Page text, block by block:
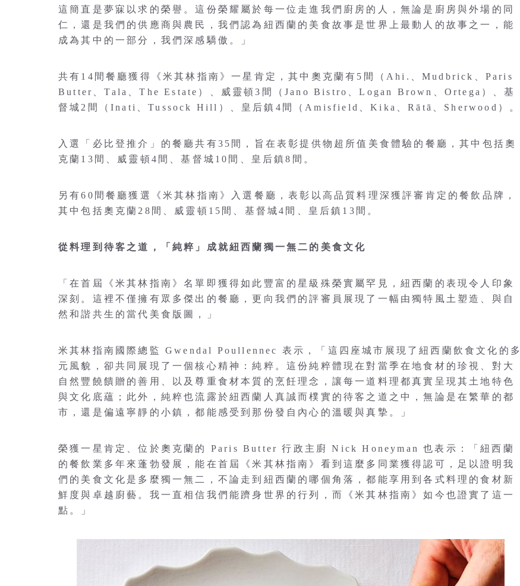
這簡直是夢寐以求的榮譽。這份榮耀屬於每一位走進我們廚房的人，無論是廚房與外場的同
仁，還是我們的供應商與農民，我們認為紐西蘭的美食故事是世界上最動人的故事之一，能
成為其中的一部分，我們深感驕傲。」
共有14間餐廳獲得《米其林指南》一星肯定，其中奧克蘭有5間（Ahi.、Mudbrick、Paris
Butter、Tala、The Estate）、威靈頓3間（Jano Bistro、Logan Brown、Ortega）、基
督城2間（Inati、Tussock Hill）、皇后鎮4間（Amisfield、Kika、Rātā、Sherwood）。
入選「必比登推介」的餐廳共有35間，旨在表彰提供物超所值美食體驗的餐廳，其中包括奧
克蘭13間、威靈頓4間、基督城10間、皇后鎮8間。
另有60間餐廳獲選《米其林指南》入選餐廳，表彰以高品質料理深獲評審肯定的餐飲品牌，
其中包括奧克蘭28間、威靈頓15間、基督城4間、皇后鎮13間。
從料理到待客之道，「純粹」成就紐西蘭獨一無二的美食文化
「在首屆《米其林指南》名單即獲得如此豐富的星級殊榮實屬罕見，紐西蘭的表現令人印象
深刻。這裡不僅擁有眾多傑出的餐廳，更向我們的評審員展現了一幅由獨特風土塑造、與自
然和諧共生的當代美食版圖，」
米其林指南國際總監 Gwendal Poullennec 表示，「這四座城市展現了紐西蘭飲食文化的多
元風貌，卻共同展現了一個核心精神：純粹。這份純粹體現在對當季在地食材的珍視、對大
自然豐饒饋贈的善用、以及尊重食材本質的烹飪理念，讓每一道料理都真實呈現其土地特色
與文化底蘊；此外，純粹也流露於紐西蘭人真誠而樸實的待客之道之中，無論是在繁華的都
市，還是偏遠寧靜的小鎮，都能感受到那份發自內心的溫暖與真摯。」
榮獲一星肯定、位於奧克蘭的 Paris Butter 行政主廚 Nick Honeyman 也表示：「紐西蘭
的餐飲業多年來蓬勃發展，能在首屆《米其林指南》看到這麼多同業獲得認可，足以證明我
們的美食文化是多麼獨一無二，不論走到紐西蘭的哪個角落，都能享用到各式料理的食材新
鮮度與卓越廚藝。我一直相信我們能躋身世界的行列，而《米其林指南》如今也證實了這一
點。」